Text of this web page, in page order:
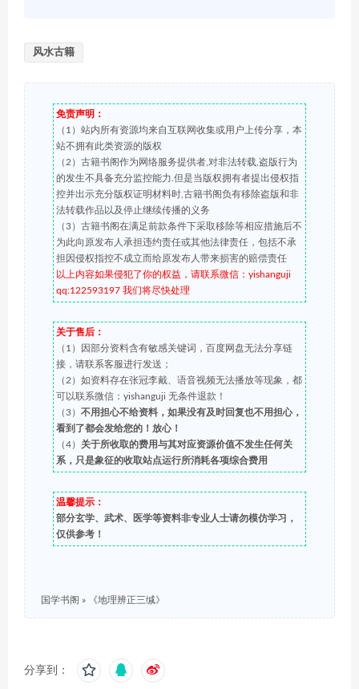
风水古籍
免责声明：
（1）站内所有资源均来自互联网收集或用户上传分享，本
站不拥有此类资源的版权
（2）古籍书阁作为网络服务提供者,对非法转载,盗版行为
的发生不具备充分监控能力.但是当版权拥有者提出侵权指
控并出示充分版权证明材料时,古籍书阁负有移除盗版和非
法转载作品以及停止继续传播的义务
（3）古籍书阁在满足前款条件下采取移除等相应措施后不
为此向原发布人承担违约责任或其他法律责任，包括不承
担因侵权指控不成立而给原发布人带来损害的赔偿责任
以上内容如果侵犯了你的权益，请联系微信：yishanguji
qq:122593197 我们将尽快处理
关于售后：
（1）因部分资料含有敏感关键词，百度网盘无法分享链
接，请联系客服进行发送；
（2）如资料存在张冠李戴、语音视频无法播放等现象，都
可以联系微信：yishanguji 无条件退款！
（3） 不用担心不给资料，如果没有及时回复也不用担心，
看到了都会发给您的！放心！
（4） 关于所收取的费用与其对应资源价值不发生任何关
系，只是象征的收取站点运行所消耗各项综合费用
温馨提示：
部分玄学、武术、医学等资料非专业人士请勿模仿学习，
仅供参考！
国学书阁 » 《地理辨正三缄》
分享到：